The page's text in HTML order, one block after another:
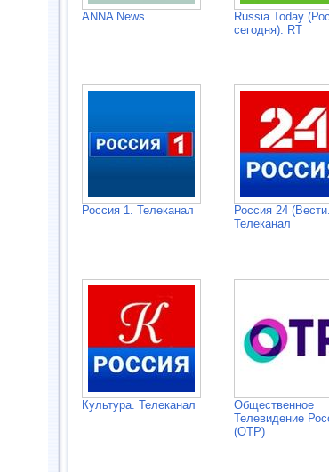
ANNA News
Russia Today
сегодня). RT
Россия 1. Телеканал
Россия 24
Телеканал
Культура. Телеканал
Общественное
Телевидение
(ОТР)